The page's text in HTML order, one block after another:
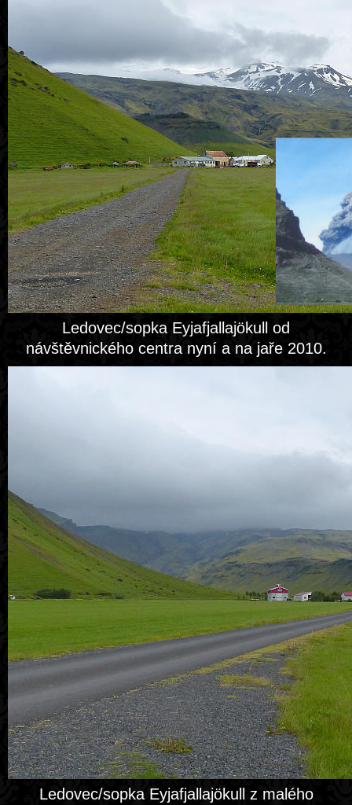
Ledovec/sopka Eyjafjallajökull od
návštěvnického centra nyní a na jaře 2010.
Ledovec/sopka Eyjafjallajökull z malého